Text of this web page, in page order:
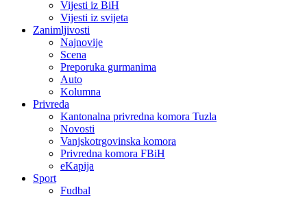
Vijesti iz BiH
Vijesti iz svijeta
Zanimljivosti
Najnovije
Scena
Preporuka gurmanima
Auto
Kolumna
Privreda
Kantonalna privredna komora Tuzla
Novosti
Vanjskotrgovinska komora
Privredna komora FBiH
eKapija
Sport
Fudbal